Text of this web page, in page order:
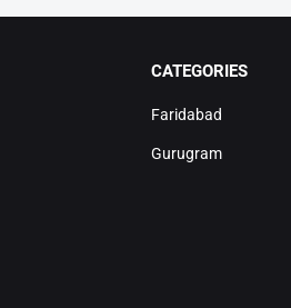
CATEGORIES
Faridabad
Gurugram